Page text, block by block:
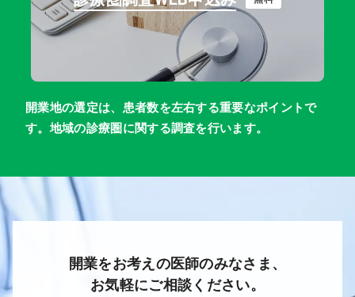
開業地の選定は、患者数を左右する重要なポイントで
す。地域の診療圏に関する調査を行います。
開業をお考えの医師のみなさま、
お気軽にご相談ください。